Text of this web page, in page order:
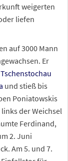
weigerten
liefen
auf 3000 Mann
Er
Tschenstochau
und stieß bis
Poniatowskis
der Weichsel
Ferdinand,
2. Juni
Am 5. und 7.